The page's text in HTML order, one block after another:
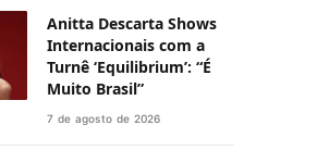
Anitta Descarta Shows
Internacionais com a
Turnê ‘Equilibrium’: “É
Muito Brasil”
7 de agosto de 2026